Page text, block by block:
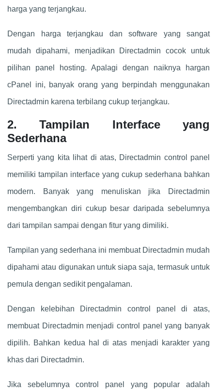
harga yang terjangkau.
Dengan harga terjangkau dan software yang sangat
mudah dipahami, menjadikan Directadmin cocok untuk
pilihan panel hosting. Apalagi dengan naiknya hargan
cPanel ini, banyak orang yang berpindah menggunakan
Directadmin karena terbilang cukup terjangkau.
2. Tampilan Interface yang
Sederhana
Serperti yang kita lihat di atas, Directadmin control panel
memiliki tampilan interface yang cukup sederhana bahkan
modern. Banyak yang menuliskan jika Directadmin
mengembangkan diri cukup besar daripada sebelumnya
dari tampilan sampai dengan fitur yang dimiliki.
Tampilan yang sederhana ini membuat Directadmin mudah
dipahami atau digunakan untuk siapa saja, termasuk untuk
pemula dengan sedikit pengalaman.
Dengan kelebihan Directadmin control panel di atas,
membuat Directadmin menjadi control panel yang banyak
dipilih. Bahkan kedua hal di atas menjadi karakter yang
khas dari Directadmin.
Jika sebelumnya control panel yang popular adalah